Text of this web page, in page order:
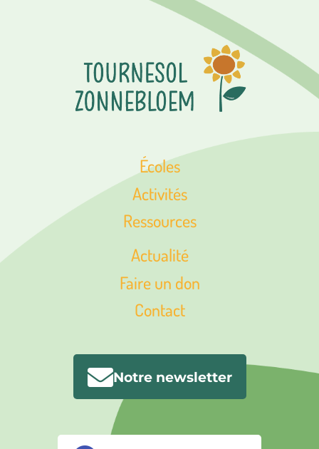
Écoles
Activités
Ressources
Actualité
Faire un don
Contact
Notre newsletter